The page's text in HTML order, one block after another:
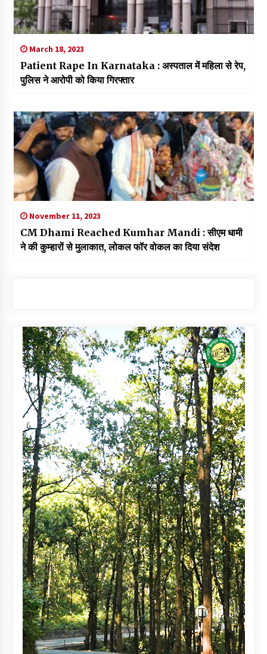
March 18, 2023
Patient Rape In Karnataka : अस्पताल में महिला से रेप,
पुलिस ने आरोपी को किया गिरफ्तार
November 11, 2023
CM Dhami Reached Kumhar Mandi : सीएम धामी
ने की कुम्हारों से मुलाकात, लोकल फॉर वोकल का दिया संदेश